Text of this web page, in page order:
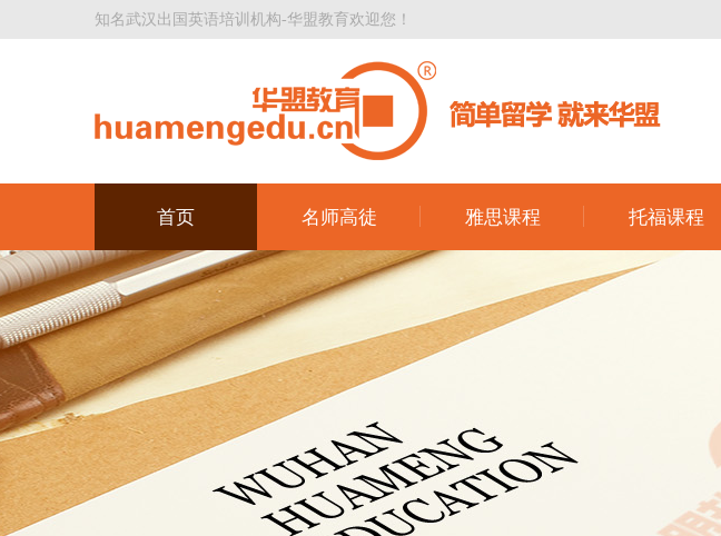
知名武汉出国英语培训机构-华盟教育欢迎您！
首页 名师高徒 雅思课程 托福课程